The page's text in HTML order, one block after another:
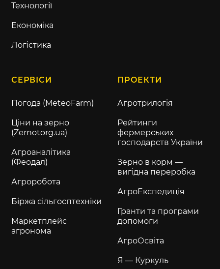
Технології
Економіка
Логістика
СЕРВІСИ
Погода (MeteoFarm)
Ціни на зерно
(Zernotorg.ua)
Агроаналітика
(Феодал)
Агроробота
Біржа сільгосптехніки
Маркетплейс
агронома
ПРОЕКТИ
Агротрилогія
Рейтинги
фермерських
господарств України
Зерно в корм —
вигідна переробка
АгроЕкспедиція
Гранти та програми
допомоги
АгроОсвіта
Я — Куркуль